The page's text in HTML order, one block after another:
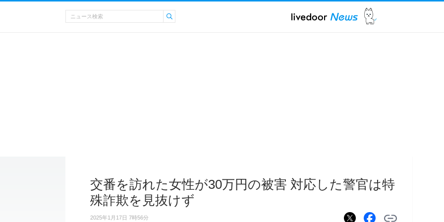
交番を訪れた女性が30万円の被害 対応した警官は特
殊詐欺を見抜けず
2025年1月17日 7時56分